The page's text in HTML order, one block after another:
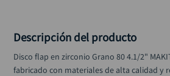
Descripción del producto
Disco flap en zirconio Grano 80 4.1/2"
fabricado con materiales de alta calidad y
hidrolavadora
black decker